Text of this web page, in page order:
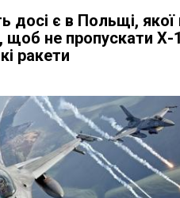
досі є в Польщі, якої
щоб не пропускати Х-
ракети